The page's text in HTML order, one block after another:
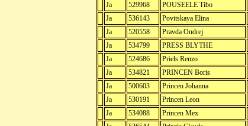
Ja
529968 POUSEELE Tibo
Ja
536143 Povitskaya Elina
Ja
520558 Pravda Ondrej
Ja
534799 PRESS BLYTHE
Ja
524686 Priels Renzo
Ja
534821 PRINCEN Boris
Ja
500603 Princen Johanna
Ja
530191 Princen Leon
Ja
534088 Princen Mex